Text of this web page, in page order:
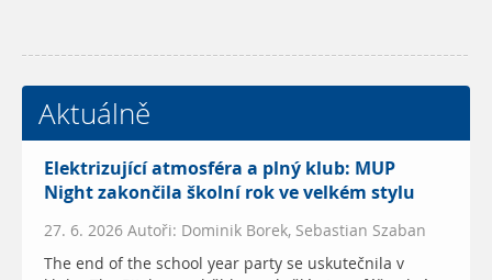
Aktuálně
Elektrizující atmosféra a plný klub: MUP
Night zakončila školní rok ve velkém stylu
27. 6. 2026 Autoři: Dominik Borek, Sebastian Szaban
The end of the school year party se uskutečnila v